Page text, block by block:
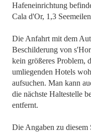
Hafeneinrichtung
Cala d'Or, 1,3
Die Anfahrt mit dem
Beschilderung von
kein größeres Problem,
umliegenden Hotels
aufsuchen. Man kann
die nächste Haltestelle
entfernt.
Die Angaben zu diesem